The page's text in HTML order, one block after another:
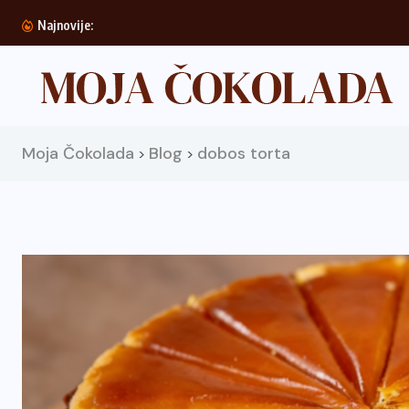
Najnovije:
Moja Čokolada > Blog > dobos torta